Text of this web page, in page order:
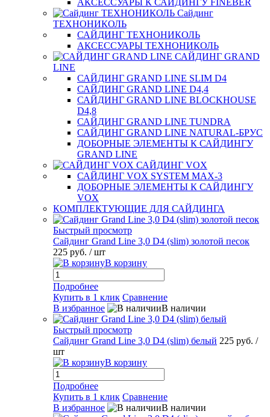
АКСЕССУАРЫ К САЙДИНГУ FINEBER
Сайдинг
ТЕХНОНИКОЛЬ
САЙДИНГ ТЕХНОНИКОЛЬ
АКСЕССУАРЫ ТЕХНОНИКОЛЬ
САЙДИНГ GRAND
LINE
САЙДИНГ GRAND LINE SLIM D4
САЙДИНГ GRAND LINE D4,4
САЙДИНГ GRAND LINE BLOCKHOUSE
D4,8
САЙДИНГ GRAND LINE TUNDRA
САЙДИНГ GRAND LINE NATURAL-БРУС
ДОБОРНЫЕ ЭЛЕМЕНТЫ К САЙДИНГУ
GRAND LINE
САЙДИНГ VOX
САЙДИНГ VOX SYSTEM MAX-3
ДОБОРНЫЕ ЭЛЕМЕНТЫ К САЙДИНГУ
VOX
КОМПЛЕКТУЮЩИЕ ДЛЯ САЙДИНГА
Быстрый просмотр
Сайдинг Grand Line 3,0 D4 (slim) золотой песок
225 руб. / шт
В корзину
Подробнее
Купить в 1 клик Сравнение
В избранное
В наличии
Быстрый просмотр
Сайдинг Grand Line 3,0 D4 (slim) белый 225 руб. /
шт
В корзину
Подробнее
Купить в 1 клик Сравнение
В избранное
В наличии